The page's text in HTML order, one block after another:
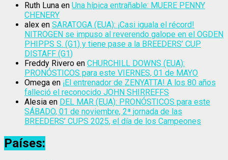
Ruth Luna en Una hípica entrañable: MUERE PENNY
CHENERY
alex en SARATOGA (EUA): ¡Casi iguala el récord!
NITROGEN se impuso al reverendo galope en el OGDEN
PHIPPS S. (G1) y tiene pase a la BREEDERS’ CUP
DISTAFF (G1)
Freddy Rivero en CHURCHILL DOWNS (EUA):
PRONÓSTICOS para este VIERNES, 01 de MAYO
Omega en ¡El entrenador de ZENYATTA! A los 80 años
falleció el reconocido JOHN SHIRREFFS
Alesia en DEL MAR (EUA): PRONÓSTICOS para este
SÁBADO, 01 de noviembre, 2ª jornada de las
BREEDERS’ CUPS 2025, el día de los Campeones
Países: